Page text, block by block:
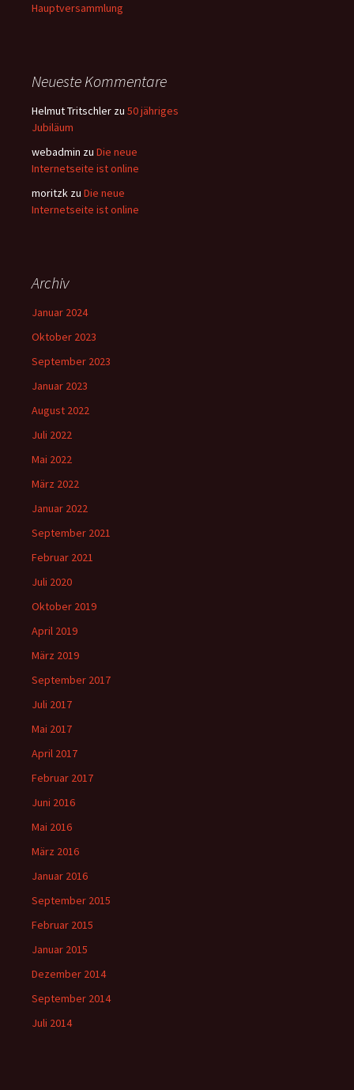
Hauptversammlung
Neueste Kommentare
Helmut Tritschler zu 50 jähriges
Jubiläum
webadmin zu Die neue
Internetseite ist online
moritzk zu Die neue
Internetseite ist online
Archiv
Januar 2024
Oktober 2023
September 2023
Januar 2023
August 2022
Juli 2022
Mai 2022
März 2022
Januar 2022
September 2021
Februar 2021
Juli 2020
Oktober 2019
April 2019
März 2019
September 2017
Juli 2017
Mai 2017
April 2017
Februar 2017
Juni 2016
Mai 2016
März 2016
Januar 2016
September 2015
Februar 2015
Januar 2015
Dezember 2014
September 2014
Juli 2014